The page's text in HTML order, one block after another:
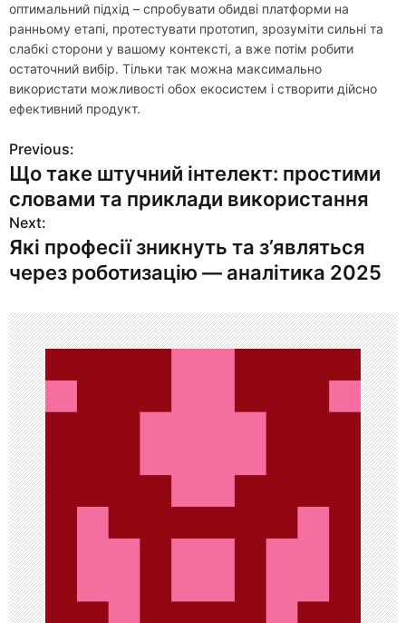
оптимальний підхід – спробувати обидві платформи на
ранньому етапі, протестувати прототип, зрозуміти сильні та
слабкі сторони у вашому контексті, а вже потім робити
остаточний вибір. Тільки так можна максимально
використати можливості обох екосистем і створити дійсно
ефективний продукт.
Н
а
в
и
а
ц
и
я
п
о
з
а
п
Previous:
Що таке штучний інтелект: простими
словами та приклади використання
Next:
Які професії зникнуть та з’являться
через роботизацію — аналітика 2025